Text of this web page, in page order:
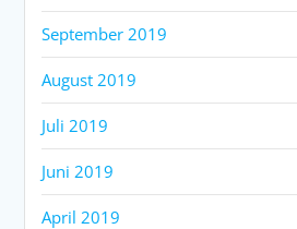
September 2019
August 2019
Juli 2019
Juni 2019
April 2019